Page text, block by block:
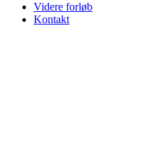
Videre forløb
Kontakt